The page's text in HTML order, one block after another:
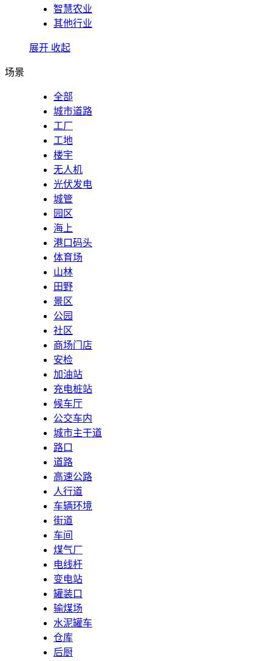
智慧农业
其他行业
展开 收起
场景
全部
城市道路
工厂
工地
楼宇
无人机
光伏发电
城管
园区
海上
港口码头
体育场
山林
田野
景区
公园
社区
商场门店
安检
加油站
充电桩站
候车厅
公交车内
城市主干道
路口
道路
高速公路
人行道
车辆环境
街道
车间
煤气厂
电线杆
变电站
罐装口
输煤场
水泥罐车
仓库
后厨